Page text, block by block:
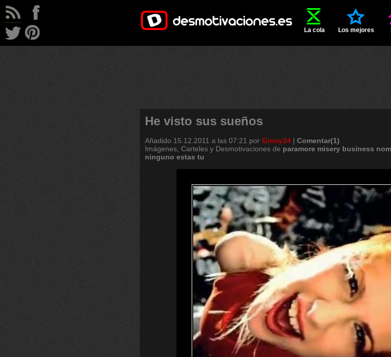
La cola Los mejores
He visto sus sueños
Añadido 15.12.2011 a las 07:21 por Ginny24 | Comentar(1)
Imágenes, Carteles y Desmotivaciones de paramore misery business
ninguno estas tu